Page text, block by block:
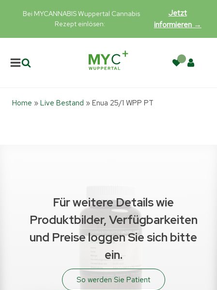
Bei MYCANNABIS Wuppertal Cannabis
Rezept einlösen:
Jetzt
informieren →
Home » Live Bestand » Enua 25/1 WPP PT
Für weitere Details wie
Produktbilder, Verfügbarkeiten
und Preise loggen Sie sich bitte
ein.
So werden Sie Patient